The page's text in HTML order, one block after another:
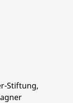
Stiftung,